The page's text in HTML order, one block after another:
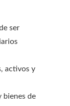
ser
activos y
bienes de